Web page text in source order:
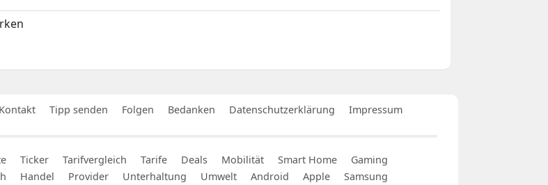
Kontakt Tipp senden Folgen Bedanken Datenschutzerklärung
Impressum
Ticker Tarifvergleich Tarife Deals Mobilität Smart Home
Gaming
Handel Provider Unterhaltung Umwelt Android Apple Samsung